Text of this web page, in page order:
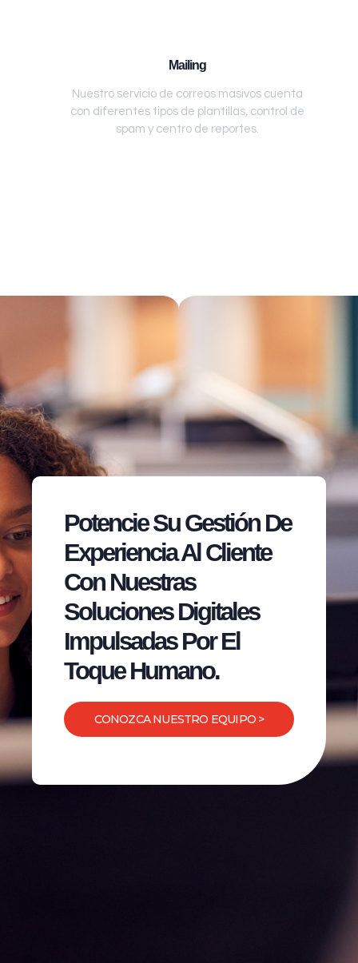
Mailing
Nuestro servicio de correos masivos cuenta
con diferentes tipos de plantillas, control de
spam y centro de reportes.
Potencie Su Gestión De
Experiencia Al Cliente
Con Nuestras
Soluciones Digitales
Impulsadas Por El
Toque Humano.
CONOZCA NUESTRO EQUIPO >